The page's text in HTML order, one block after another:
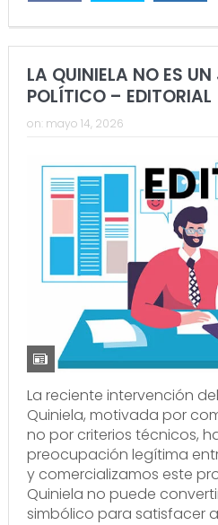
LA QUINIELA NO ES UN
POLÍTICO – EDITORIAL
on: mayo 14, 2026
La reciente intervención
Quiniela, motivada por
no por criterios técnicos,
preocupación legítima
y comercializamos este
Quiniela no puede
simbólico para satisfacer